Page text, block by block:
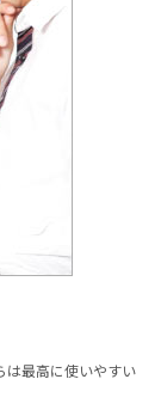
は最高に使いやすい